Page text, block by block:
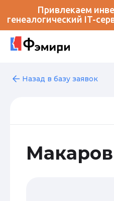
Привлекаем
генеалогический IT-
Назад в базу заявок